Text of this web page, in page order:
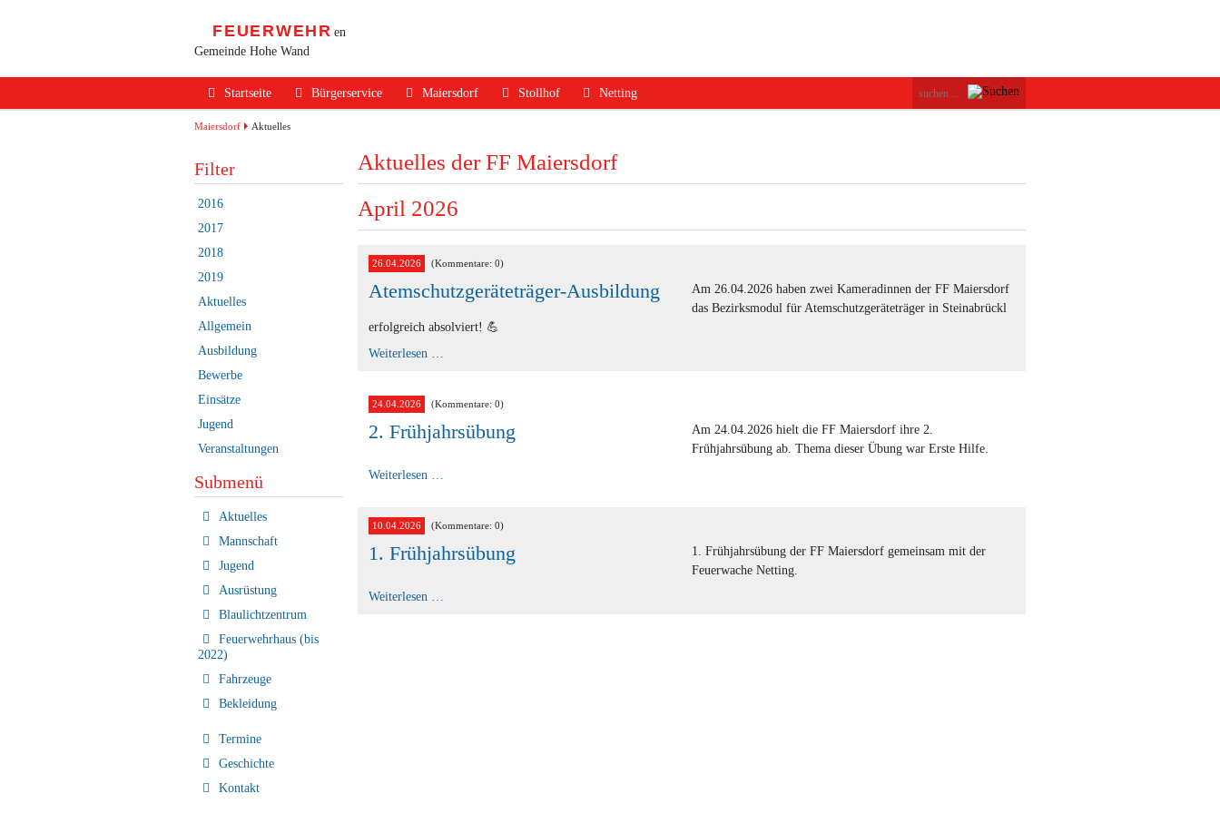
FEUERWEHR en
Gemeinde Hohe Wand
überspringen
Startseite Bürgerservice
Verhalten im Brandfall
Sicherheits Tipps
Verkehrsunfälle
Beitritt zur FF
Maiersdorf
Mannschaft
Termine
Geschichte
Kontakt
Stollhof
Mannschaft
Geschichte
Netting
Mannschaft
Kontakt
Maiersdorf Aktuelles
Aktuelles der FF Maiersdorf
April 2026
26.04.2026 (Kommentare: 0)
Atemschutzgeräteträger-Ausbildung
Am 26.04.2026 haben zwei Kameradinnen der FF Maiersdorf
das Bezirksmodul für Atemschutzgeräteträger in Steinabrückl
erfolgreich absolviert! 💪
Weiterlesen …
24.04.2026 (Kommentare: 0)
2. Frühjahrsübung
Am 24.04.2026 hielt die FF Maiersdorf ihre 2.
Frühjahrsübung ab. Thema dieser Übung war Erste Hilfe.
Weiterlesen …
10.04.2026 (Kommentare: 0)
1. Frühjahrsübung
1. Frühjahrsübung der FF Maiersdorf gemeinsam mit der
Feuerwache Netting.
Weiterlesen …
Filter
2016
2017
2018
2019
Aktuelles
Allgemein
Ausbildung
Bewerbe
Einsätze
Jugend
Veranstaltungen
Submenü
Navigation
Aktuelles
Mannschaft
Jugend
Ausrüstung
Blaulichtzentrum
Feuerwehrhaus (bis
2022)
Fahrzeuge
Bekleidung
Termine
Geschichte
Kontakt